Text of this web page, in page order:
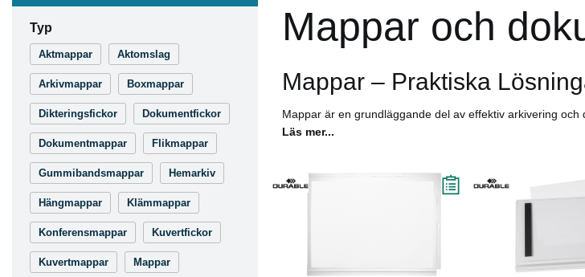
Typ
Aktmappar Aktomslag
Arkivmappar Boxmappar
Dikteringsfickor Dokumentfickor
Dokumentmappar Flikmappar
Gummibandsmappar Hemarkiv
Hängmappar Klämmappar
Konferensmappar Kuvertfickor
Kuvertmappar Mappar
Mappar och
Mappar – Praktiska
Mappar är en grundläggande del av effektiv arkivering
Läs mer...
Läs mer Läs